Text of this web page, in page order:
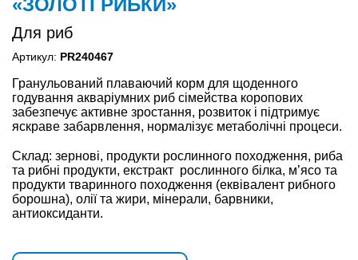
«ЗОЛОТІ РИБКИ»
Для риб
Артикул: PR240467
Гранульований плаваючий корм для щоденного
годування акваріумних риб сімейства коропових
забезпечує активне зростання, розвиток і підтримує
яскраве забарвлення, нормалізує метаболічні процеси.
Склад: зернові, продукти рослинного походження, риба
та рибні продукти, екстракт рослинного білка, м’ясо та
продукти тваринного походження (еквівалент рибного
борошна), олії та жири, мінерали, барвники,
антиоксиданти.